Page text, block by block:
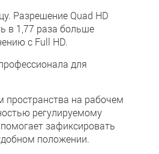
Разрешение Quad HD
в 1,77 раза больше
с Full HD.
для
пространства на рабочем
регулируемому
зафиксировать
положении.